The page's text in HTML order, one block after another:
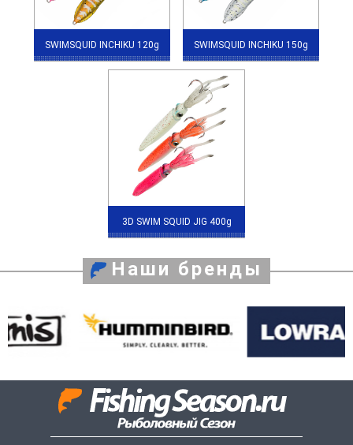
SWIMSQUID INCHIKU 120g SWIMSQUID INCHIKU 150g
3D SWIM SQUID JIG 400g
Наши бренды